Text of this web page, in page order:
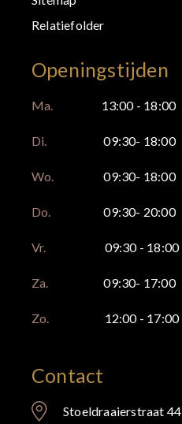
Relatiefolder
Openingstijden
Ma. 13:00 - 18:00
Di. 09:30- 18:00
Wo. 09:30- 18:00
Do. 09:30- 20:00
Vr. 09:30 - 18:00
Za. 09:30- 17:00
Zo. 12:00 - 17:00
Contact
Stoeldraaierstraat 44